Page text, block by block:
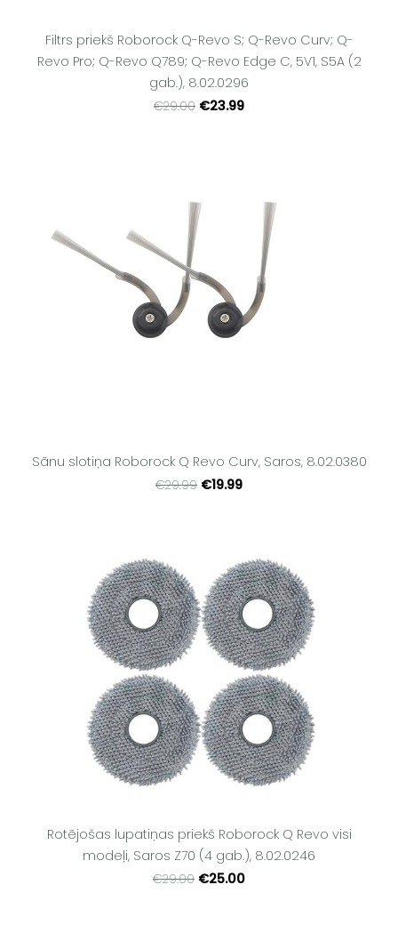
Filtrs priekš Roborock Q-Revo S; Q-Revo Curv; Q-
Revo Pro; Q-Revo Q789; Q-Revo Edge C, 5V1, S5A (2
gab.), 8.02.0296
€29.00 €23.99
Sānu slotiņa Roborock Q Revo Curv, Saros, 8.02.0380
€29.99 €19.99
Rotējošas lupatiņas priekš Roborock Q Revo visi
modeļi, Saros Z70 (4 gab.), 8.02.0246
€29.00 €25.00